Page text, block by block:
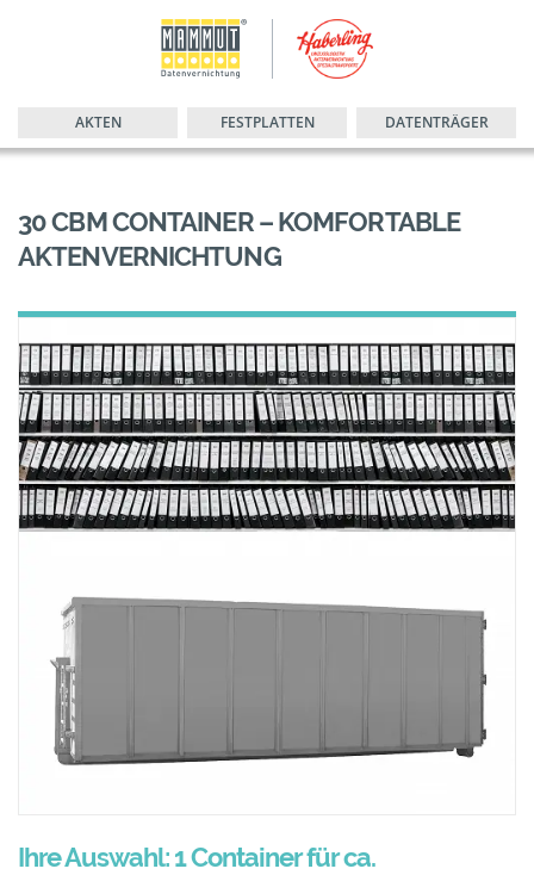
AKTEN FESTPLATTEN DATENTRÄGER
30 CBM CONTAINER – KOMFORTABLE
AKTENVERNICHTUNG
Ihre Auswahl: 1 Container für ca.